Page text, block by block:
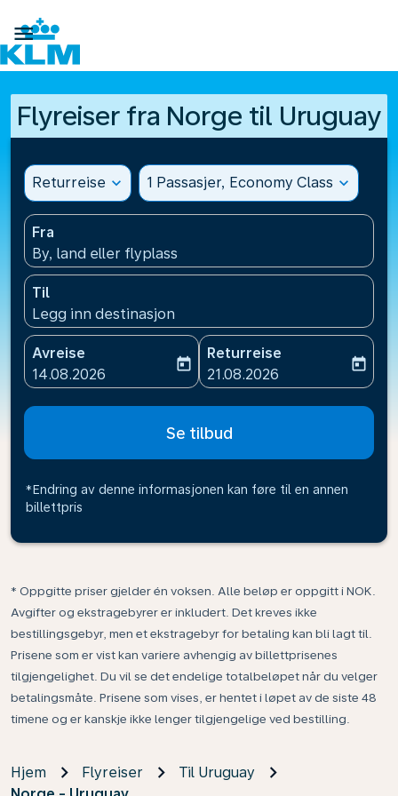

Flyreiser fra Norge til Uruguay
Returreise expand_more 1 Passasjer, Economy Class expand_more
Fra
By, land eller flyplass
Til
Legg inn destinasjon
Avreise
fc-booking-departure-date-aria-label
14.08.2026
today
Returreise
fc-booking-return-date-
21.08.2026
today
Se tilbud
*Endring av denne informasjonen kan føre til en annen
billettpris
* Oppgitte priser gjelder én voksen. Alle beløp er oppgitt i NOK.
Avgifter og ekstragebyrer er inkludert. Det kreves ikke
bestillingsgebyr, men et ekstragebyr for betaling kan bli lagt til.
Prisene som er vist kan variere avhengig av billettprisenes
tilgjengelighet. Du vil se det endelige totalbeløpet når du velger
betalingsmåte. Prisene som vises, er hentet i løpet av de siste 48
timene og er kanskje ikke lenger tilgjengelige ved bestilling.
Hjem Flyreiser
Til Uruguay